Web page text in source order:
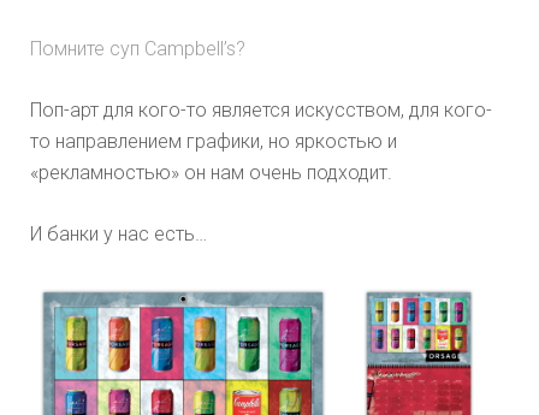
Помните суп Campbell’s?
Поп-арт для кого-то является искусством, для кого-
то направлением графики, но яркостью и
«рекламностью» он нам очень подходит.
И банки у нас есть…